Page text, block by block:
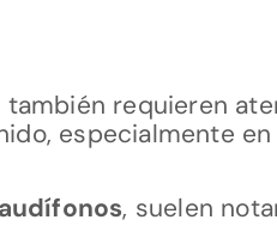
requieren
especialmente
, suelen